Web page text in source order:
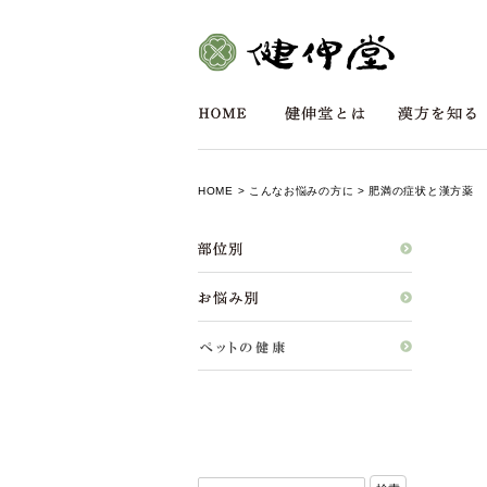
HOME > こんなお悩みの方に > 肥満の症状と漢方薬